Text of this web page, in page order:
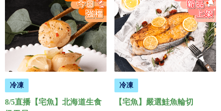
冷凍
8/5直播【宅魚】北海道生食
冷凍
【宅魚】嚴選鮭魚輪切